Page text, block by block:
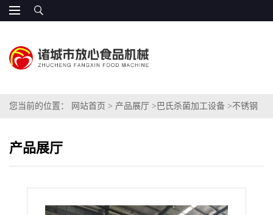
您当前的位置： 网站首页 > 产品展厅 > 巴氏杀菌加工设备 >不锈钢
产品展厅